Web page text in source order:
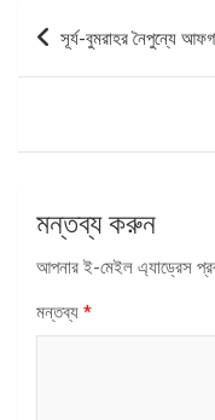
পোস্ট
ন্যাভিগেশন
সূর্য-বুমরাহর নৈপুন্যে
মন্তব্য করুন
আপনার ই-মেইল এ্যাড্রেস
মন্তব্য *